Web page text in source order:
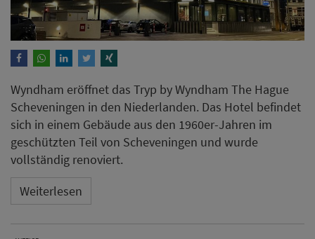
Wyndham eröffnet das Tryp by Wyndham The Hague
Scheveningen in den Niederlanden. Das Hotel befindet
sich in einem Gebäude aus den 1960er-Jahren im
geschützten Teil von Scheveningen und wurde
vollständig renoviert.
Weiterlesen